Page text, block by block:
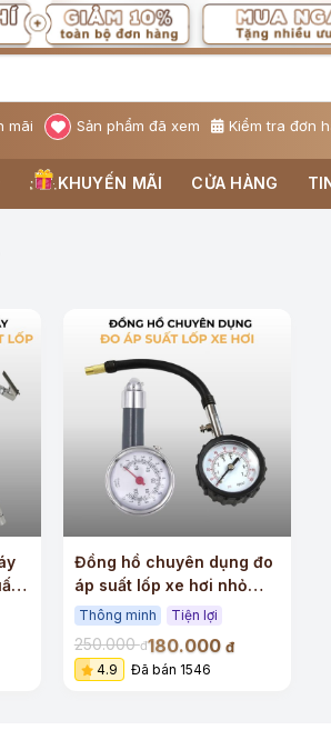
mãi Sản phẩm đã xem Kiểm tra đơn
KHUYẾN MÃI CỬA HÀNG
Đồng hồ chuyên dụng đo
áp suất lốp xe hơi nhỏ
gọn chính xác
Thông minh Tiện lợi
250.000đ180.000 đ
4.9
Đã bán 1546